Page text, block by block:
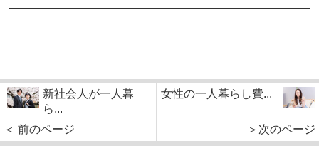
新社会人が一人暮
ら...
＜ 前のページ
女性の一人暮らし費...
＞次のページ